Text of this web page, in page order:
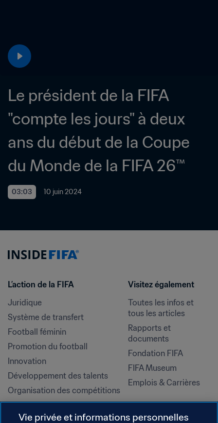
Le président de la FIFA
"compte les jours" à deux
ans du début de la Coupe
03:03 10 juin 2024
L’action de la FIFA
Juridique
Système de transfert
Football féminin
Promotion du football
Innovation
Développement des talents
Organisation des compétitions
Développement durable
Droits de l'homme et lutte contre
Visitez également
Toutes les infos et
tous les articles
Rapports et
documents
Fondation FIFA
FIFA Museum
Emplois & Carrières
Vie privée et informations personnelles